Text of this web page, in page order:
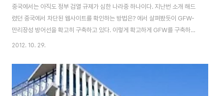
중국에서는 아직도 정부 검열 규제가 심한 나라중 하나이다. 지난번 소개 해드
렸던 중국에서 차단된 웹사이트를 확인하는 방법은? 에서 살펴봤듯이 GFW-
만리장성 방어선을 확고히 구축하고 있다. 이렇게 확고하게 GFW를 구축하고
있지만 페이스북 트위터 중국 사용자 수는 점점 늘어나고 있는 추세며 그 통계
터를 많이 쓰고 있는 중국 현재 중국에서 페이스북 사용자는 6천3백만명, 트위
터는 3천5백만명이다. 정부에서 막아 놓은 사이트를 어떻게 이용할까?바로
VPN을 이용하는 것이다. 해외 IP로 우회해서 페이스북이나 트위터를 사용하
2012. 10. 29.